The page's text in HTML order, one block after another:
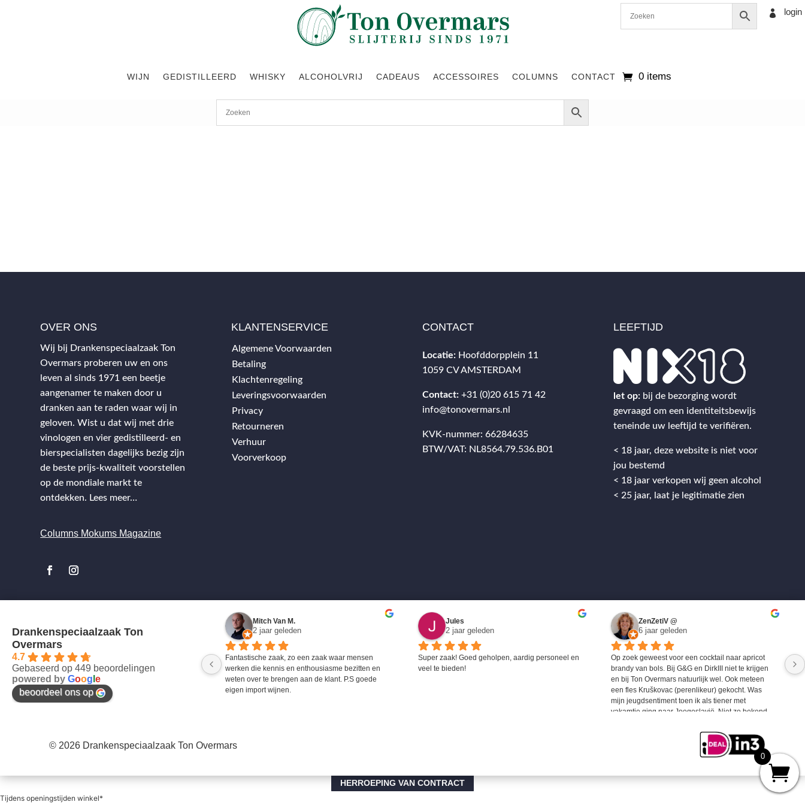
WIJN GEDISTILLEERD WHISKY ALCOHOLVRIJ CADEAUS ACCESSOIRES COLUMNS CONTACT 0 items
 login
OVER ONS
Wij bij Drankenspeciaalzaak Ton
Overmars proberen uw en ons
leven al sinds 1971 een beetje
aangenamer te maken door u
dranken aan te raden waar wij in
geloven. Wist u dat wij met drie
vinologen en vier gedistilleerd- en
bierspecialisten dagelijks bezig zijn
de beste prijs-kwaliteit voorstellen
op de mondiale markt te
ontdekken. Lees meer…
Columns Mokums Magazine
KLANTENSERVICE
Algemene Voorwaarden
Betaling
Klachtenregeling
Leveringsvoorwaarden
Privacy
Retourneren
Verhuur
Voorverkoop
CONTACT
Locatie: Hoofddorpplein 11
1059 CV AMSTERDAM
Contact: +31 (0)20 615 71 42
info@tonovermars.nl
KVK-nummer: 66284635
BTW/VAT: NL8564.79.536.B01
LEEFTIJD
let op: bij de bezorging wordt
gevraagd om een identiteitsbewijs
teneinde uw leeftijd te verifiëren.
< 18 jaar, deze website is niet voor
jou bestemd
< 18 jaar verkopen wij geen alcohol
< 25 jaar, laat je legitimatie zien
Drankenspeciaalzaak Ton
Overmars
4.7
Gebaseerd op 449 beoordelingen
powered by Goog e
beoordeel ons op
Mitch Van M.
2 jaar geleden
Fantastische zaak, zo een zaak waar mensen
werken die kennis en enthousiasme bezitten en
weten over te brengen aan de klant. P.S goede
eigen import wijnen.
Jules
2 jaar geleden
Super zaak! Goed geholpen, aardig personeel en
veel te bieden!
ZenZetiV @
6 jaar geleden
Op zoek geweest voor een cocktail naar apricot
brandy van bols. Bij G&G en DirkIII niet te krijgen
en bij Ton Overmars natuurlijk wel. Ook meteen
een fles Kruškovac (perenlikeur) gekocht. Was
mijn jeugdsentiment toen ik als tiener met
vakamtie ging naar Joegoslavië. Niet zo bekend
© 2026 Drankenspeciaalzaak Ton Overmars
HERROEPING VAN CONTRACT
0
Tijdens openingstijden winkel*